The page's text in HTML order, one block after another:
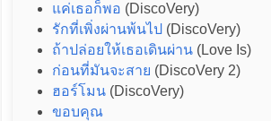
แค่เธอก็พอ (DiscoVery)
รักที่เพิ่งผ่านพ้นไป (DiscoVery)
ถ้าปล่อยให้เธอเดินผ่าน(Love Is)
ก่อนที่มันจะสาย (DiscoVery 2)
ฮอร์โมน(DiscoVery)
ขอบคุณ